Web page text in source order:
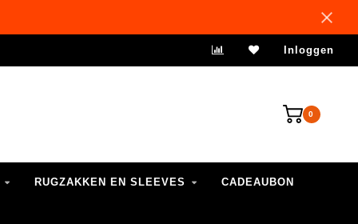
VERZENDING 1-3 WERKDAGEN
Inloggen
0
RUGZAKKEN EN SLEEVES CADEAUBON